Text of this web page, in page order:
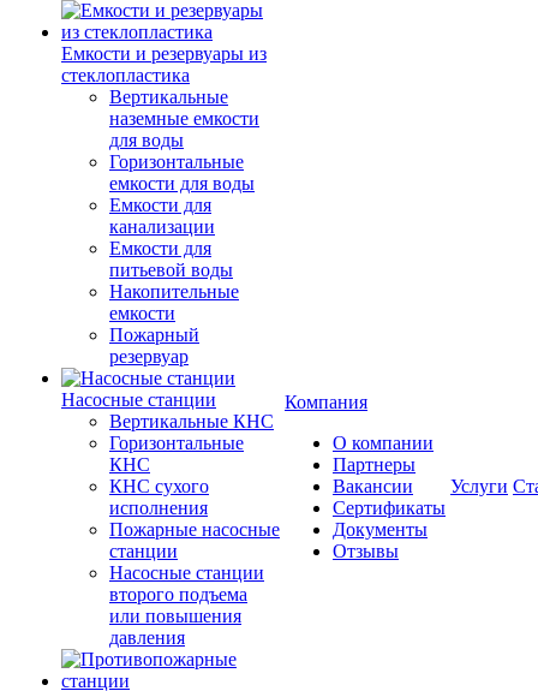
Емкости и резервуары из
стеклопластика
Вертикальные
наземные емкости
для воды
Горизонтальные
емкости для воды
Емкости для
канализации
Емкости для
питьевой воды
Накопительные
емкости
Пожарный
резервуар
Насосные станции
Вертикальные КНС
Горизонтальные
КНС
КНС сухого
исполнения
Пожарные насосные
станции
Насосные cтанции
второго подъема
или повышения
давления
Компания
О компании
Партнеры
Вакансии
Сертификаты
Документы
Отзывы
Услуги